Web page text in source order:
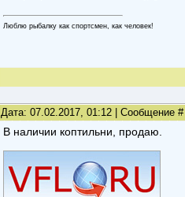
Люблю рыбалку как спортсмен, как человек!
Дата: 07.02.2017, 01:12 | Сообщение #
В наличии коптильни, продаю.